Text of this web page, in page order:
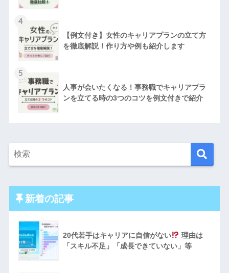
4
【例文付き】女性のキャリアプランの立て方
を徹底解説！作り方や例も紹介します
5
人事が会いたくなる！事務職でキャリアプラ
ンを立てる時の3つのコツを例文付きで紹介
新着の記事
20代若手はキャリアに自信がない
理由は
「スキル不足」「成長できていない」等